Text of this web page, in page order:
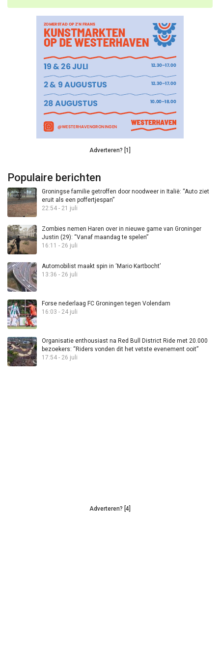
Adverteren? [1]
Populaire berichten
Groningse familie getroffen door noodweer in Italië: “Auto ziet
eruit als een poffertjespan”
22:54 - 21 juli
Zombies nemen Haren over in nieuwe game van Groninger
Justin (29): “Vanaf maandag te spelen”
16:11 - 26 juli
Automobilist maakt spin in ‘Mario Kartbocht’
13:36 - 26 juli
Forse nederlaag FC Groningen tegen Volendam
16:03 - 24 juli
Organisatie enthousiast na Red Bull District Ride met 20.000
bezoekers: “Riders vonden dit het vetste evenement ooit”
17:54 - 26 juli
Adverteren? [4]